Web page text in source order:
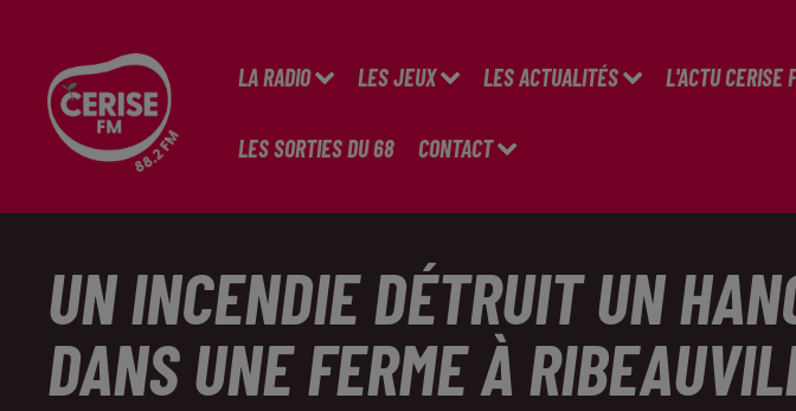
LA RADIO LES JEUX LES ACTUALITÉS L'ACTU CERISE
LES SORTIES DU 68 CONTACT
UN INCENDIE DÉTRUIT UN
DANS UNE FERME À